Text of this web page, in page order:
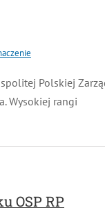
Polskiej
Wysokiej rangi
OSP RP